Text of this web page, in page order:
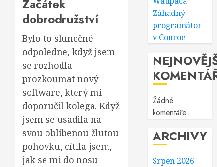
Začátek
dobrodružství
Bylo to slunečné
odpoledne, když jsem
se rozhodla
prozkoumat nový
software, který mi
doporučil kolega. Když
jsem se usadila na
svou oblíbenou žlutou
pohovku, cítila jsem,
jak se mi do nosu
Záhadný
programátor
v Conroe
Žádné
komentáře.
ARCHIVY
Srpen 2026